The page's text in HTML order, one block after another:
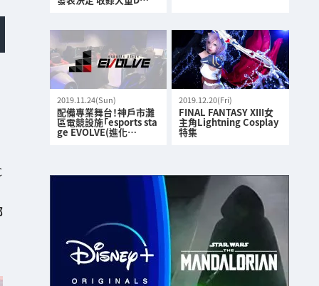
2019.11.24(Sun)
配備專業舞台！神戶市灘
區電競設施「esports sta
ge EVOLVE(進化…
2019.12.20(Fri)
FINAL FANTASY XIII女
主角Lightning Cosplay
特集